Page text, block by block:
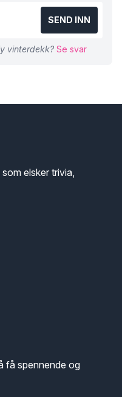
SEND INN
vinterdekk? Se svar
elsker trivia,
få spennende og